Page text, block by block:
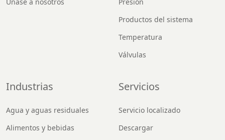
Únase a nosotros
Presión
Productos del sistema
Temperatura
Válvulas
Industrias
Agua y aguas residuales
Alimentos y bebidas
Servicios
Servicio localizado
Descargar